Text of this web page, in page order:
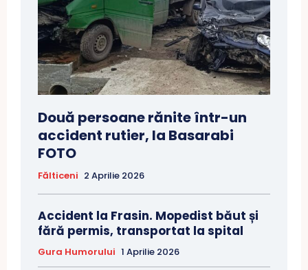
Două persoane rănite într-un
accident rutier, la Basarabi
FOTO
Fălticeni 2 Aprilie 2026
Accident la Frasin. Mopedist băut și
fără permis, transportat la spital
Gura Humorului 1 Aprilie 2026